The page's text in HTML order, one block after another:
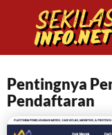
Pentingnya
Pendaftaran